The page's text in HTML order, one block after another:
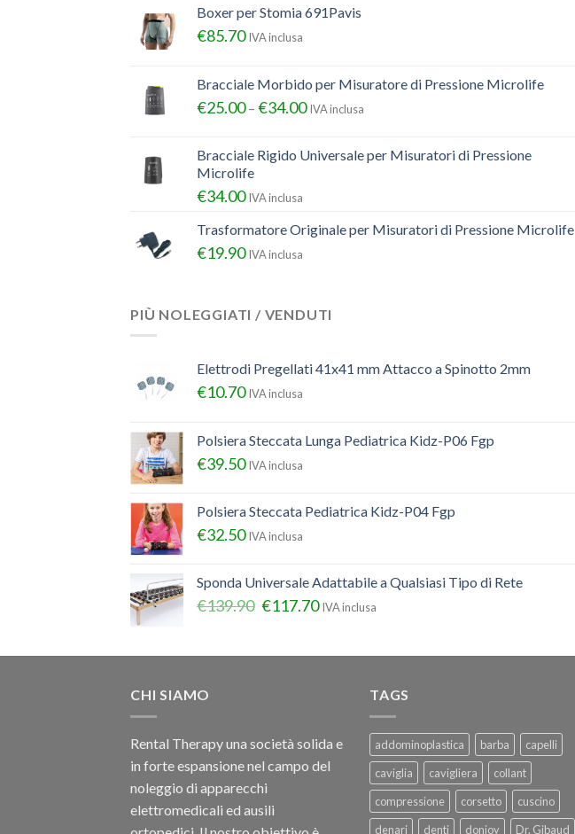
Boxer per Stomia 691Pavis
€85.70 IVA inclusa
Bracciale Morbido per Misuratore di Pressione Microlife
€25.00– €34.00 IVA inclusa
Bracciale Rigido Universale per Misuratori di Pressione
Microlife
€34.00 IVA inclusa
Trasformatore Originale per Misuratori di Pressione Microlife
€19.90 IVA inclusa
PIÙ NOLEGGIATI / VENDUTI
Elettrodi Pregellati 41x41 mm Attacco a Spinotto 2mm
€10.70 IVA inclusa
Polsiera Steccata Lunga Pediatrica Kidz-P06 Fgp
€39.50 IVA inclusa
Polsiera Steccata Pediatrica Kidz-P04 Fgp
€32.50 IVA inclusa
Sponda Universale Adattabile a Qualsiasi Tipo di Rete
€139.90 €117.70 IVA inclusa
CHI SIAMO
Rental Therapy una società solida e
in forte espansione nel campo del
noleggio di apparecchi
elettromedicali ed ausili
TAGS
addominoplastica barba
capelli
caviglia
cavigliera
collant
compressione
corsetto
cuscino
denari
denti donjoy Dr. Gibaud